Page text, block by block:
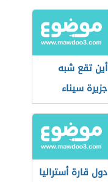
أين تقع شبه
جزيرة سيناء
دول قارة أستراليا